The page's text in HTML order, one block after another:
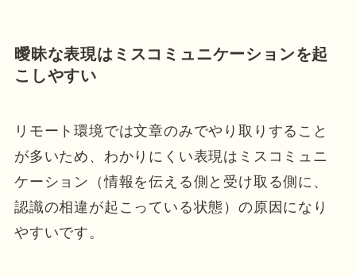
曖昧な表現はミスコミュニケーションを起
こしやすい
リモート環境では文章のみでやり取りすること
が多いため、わかりにくい表現はミスコミュニ
ケーション（情報を伝える側と受け取る側に、
認識の相違が起こっている状態）の原因になり
やすいです。